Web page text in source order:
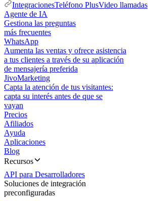
IntegracionesTeléfono PlusVideo llamadas
Agente de IA
Gestiona las preguntas
más frecuentes
WhatsApp
Aumenta las ventas y ofrece asistencia
a tus clientes a través de su aplicación
de mensajería preferida
JivoMarketing
Capta la atención de tus visitantes:
capta su interés antes de que se
vayan
Precios
Afiliados
Ayuda
Aplicaciones
Blog
Recursos
API para Desarrolladores
Soluciones de integración
preconfiguradas